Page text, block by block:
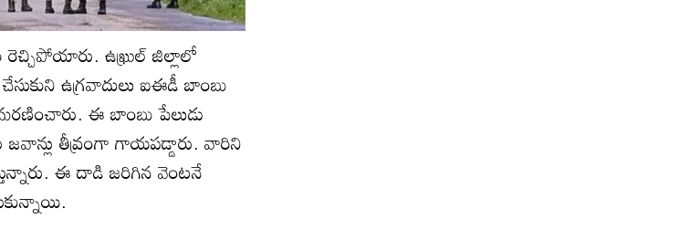
ఉఖ్రుల్ జిల్లాలో
ఉగ్రవాదులు ఐఈడీ బాంబు
ఈ బాంబు పేలుడు
తీవ్రంగా గాయపడ్డారు. వారిని
ఈ దాడి జరిగిన వెంటనే